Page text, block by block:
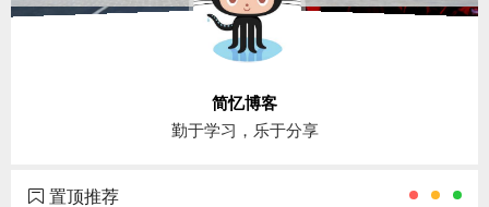
登录
简忆博客
勤于学习，乐于分享
置顶推荐